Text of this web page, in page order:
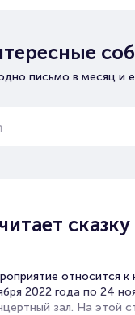
письмо в месяц и
относится к
2022 года по 24
зал. На этой